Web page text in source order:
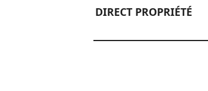
DIRECT PROPRIÉTÉ